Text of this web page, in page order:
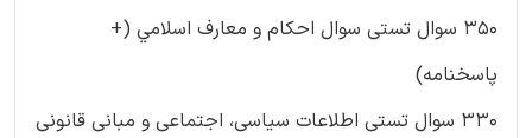
350 سوال تستی سوال احکام و معارف اسلامي (+
پاسخنامه)
330 سوال تستی اطلاعات سیاسی، اجتماعی و مبانی قانونی